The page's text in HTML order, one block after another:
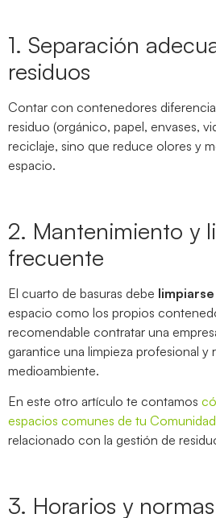
1. Separación
residuos
Contar con contenedores
residuo (orgánico, papel, envases,
reciclaje, sino que reduce olores y
espacio.
2. Mantenimiento y
frecuente
El cuarto de basuras debe
espacio como los propios
recomendable contratar una
garantice una limpieza profesional y
medioambiente.
En este otro artículo te contamos
espacios comunes de tu Comunidad
relacionado con la gestión de
3. Horarios y